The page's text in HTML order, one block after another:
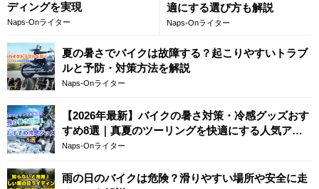
ディングを実現
Naps-Onライター
適にする選び方も解説
Naps-Onライター
夏の暑さでバイクは故障する？起こりやすいトラブ
ルと予防・対策方法を解説
Naps-Onライター
【2026年最新】バイクの暑さ対策・冷感グッズおす
すめ8選｜真夏のツーリングを快適にする人気アイ
テム
Naps-Onライター
雨の日のバイクは危険？滑りやすい場所や安全に走